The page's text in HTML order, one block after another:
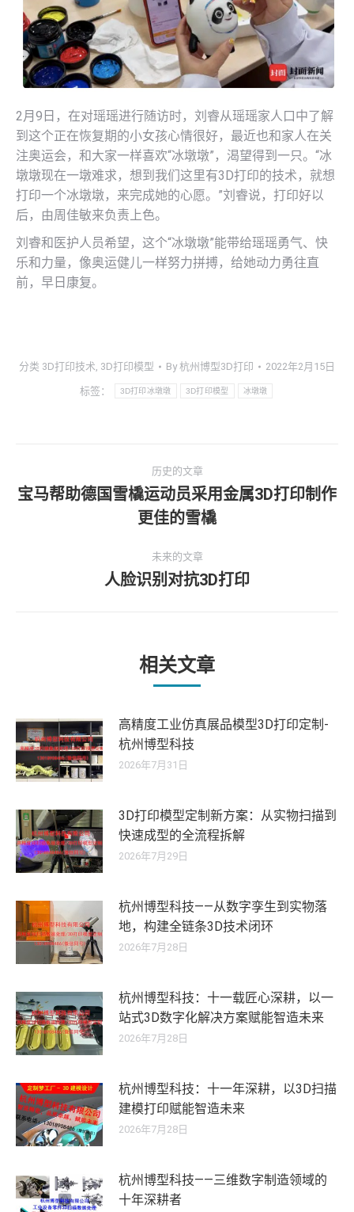
2月9日，在对瑶瑶进行随访时，刘睿从瑶瑶家人口中了解
到这个正在恢复期的小女孩心情很好，最近也和家人在关
注奥运会，和大家一样喜欢“冰墩墩”，渴望得到一只。“冰
墩墩现在一墩难求，想到我们这里有3D打印的技术，就想
打印一个冰墩墩，来完成她的心愿。”刘睿说，打印好以
后，由周佳敏来负责上色。
刘睿和医护人员希望，这个“冰墩墩”能带给瑶瑶勇气、快
乐和力量，像奥运健儿一样努力拼搏，给她动力勇往直
前，早日康复。
分类 3D打印技术, 3D打印模型 By杭州博型3D打印 2022年2月15日
标签： 3D打印冰墩墩 3D打印模型 冰墩墩
章
历史的文章
历
史
文
章：
宝马帮助德国雪橇运动员采用金属3D打印制作
更佳的雪橇
未来的文章
未
章：
人脸识别对抗3D打印
相关文章
高精度工业仿真展品模型3D打印定制-
杭州博型科技
2026年7月31日
3D打印模型定制新方案：从实物扫描到
快速成型的全流程拆解
2026年7月29日
杭州博型科技——从数字孪生到实物落
地，构建全链条3D技术闭环
2026年7月28日
杭州博型科技：十一载匠心深耕，以一
站式3D数字化解决方案赋能智造未来
2026年7月28日
杭州博型科技：十一年深耕，以3D扫描
建模打印赋能智造未来
2026年7月28日
杭州博型科技——三维数字制造领域的
十年深耕者